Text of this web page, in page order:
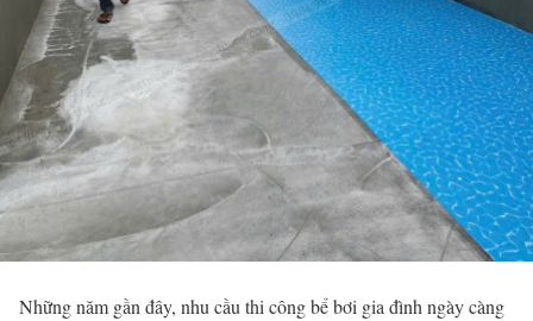
Những năm gần đây, nhu cầu thi công bể bơi gia đình ngày càng